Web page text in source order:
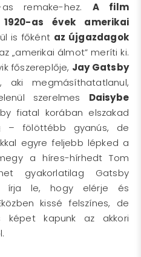
remake-hez. A film
as évek amerikai
is főként az újgazdagok
„amerikai álmot” meríti ki.
főszereplője, Jay Gatsby
aki megmásíthatatlanul,
szerelmes Daisybe
fiatal korában elszakad
– fölöttébb gyanús, de
egyre feljebb lépked a
a híres-hírhedt Tom
gyakorlatilag Gatsby
írja le, hogy elérje és
kissé felszínes, de
képet kapunk az akkori